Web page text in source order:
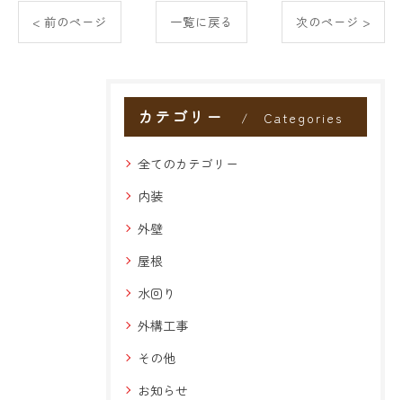
< 前のページ 一覧に戻る 次のページ >
カテゴリー Categories
全てのカテゴリー
内装
外壁
屋根
水回り
外構工事
その他
お知らせ